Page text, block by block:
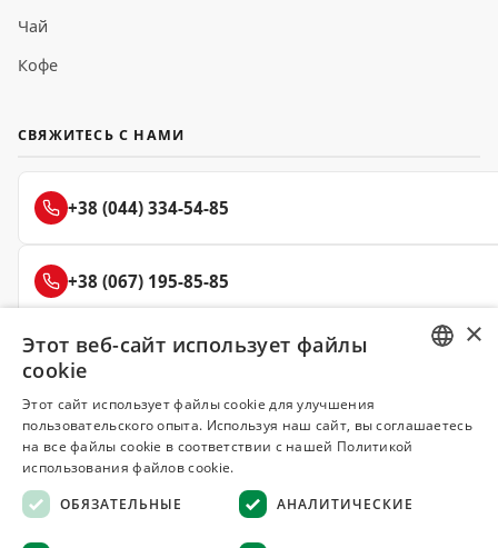
Чай
Кофе
СВЯЖИТЕСЬ С НАМИ
+38 (044) 334-54-85
+38 (067) 195-85-85
+38 (050) 145-85-45
Делюкс
СПЕЦИИ И ПРЯНОСТИ
UKRAINIAN
×
Этот веб-сайт использует файлы
cookie
Этот сайт использует файлы cookie для улучшения
пользовательского опыта. Используя наш сайт, вы соглашаетесь
на все файлы cookie в соответствии с нашей Политикой
использования файлов cookie.
ОБЯЗАТЕЛЬНЫЕ
АНАЛИТИЧЕСКИЕ